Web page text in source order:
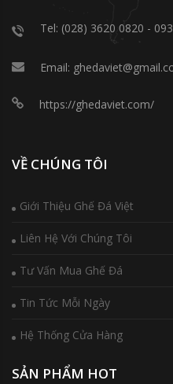
Tel: (028) 3620 0820 -
Email:
https://ghedaviet.com/
VỀ CHÚNG TÔI
Giới Thiệu Ghế Đá Việt
Liên Hệ Với Chúng Tôi
Tư Vấn Mua Ghế Đá
Tin Tức Mỗi Ngày
Hệ Thống Cửa Hàng
SẢN PHẨM HOT